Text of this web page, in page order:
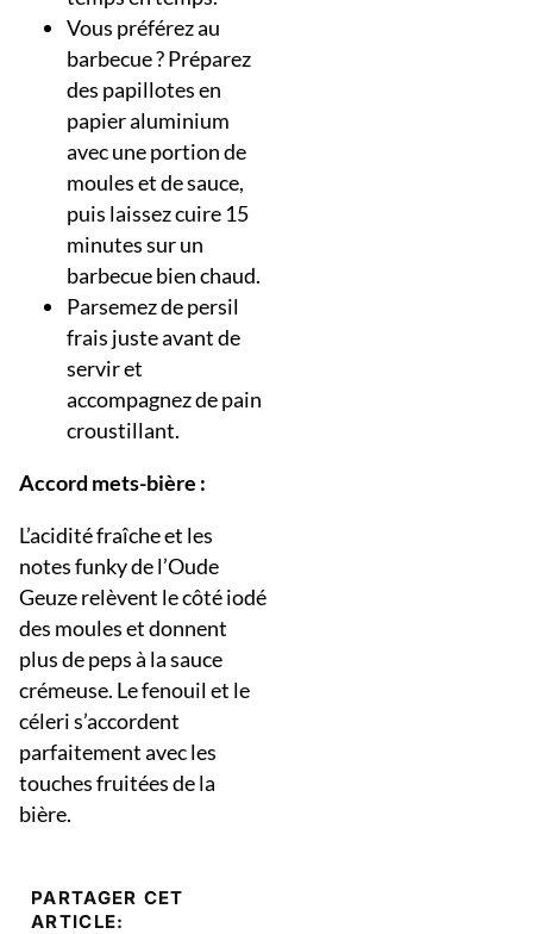
Vous préférez au
barbecue ? Préparez
des papillotes en
papier aluminium
avec une portion de
moules et de sauce,
puis laissez cuire 15
minutes sur un
barbecue bien chaud.
Parsemez de persil
frais juste avant de
servir et
accompagnez de pain
croustillant.
Accord mets-bière :
L’acidité fraîche et les
notes funky de l’Oude
Geuze relèvent le côté iodé
des moules et donnent
plus de peps à la sauce
crémeuse. Le fenouil et le
céleri s’accordent
parfaitement avec les
touches fruitées de la
bière.
PARTAGER CET
ARTICLE: